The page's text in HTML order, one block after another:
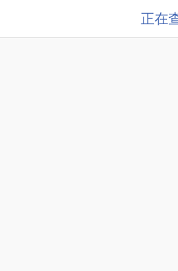
正在